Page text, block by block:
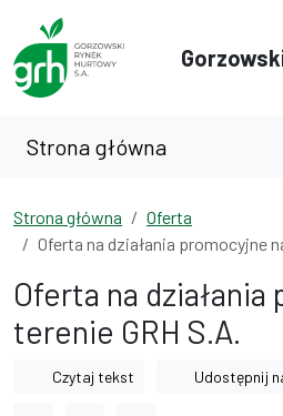
Przejdź do treści
Przejdź do wyszukiwarki
Strona główna
Strona główna
Oferta
Oferta na działania promocyjne
Oferta na
terenie GRH S.A.
Czytaj tekst Udostępnij